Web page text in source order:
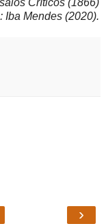
Críticos (1866)
Iba Mendes (2020).
›